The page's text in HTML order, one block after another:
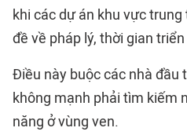
khi các dự án khu vực
đề về pháp lý, thời gian
Điều này buộc các nhà đầu
không mạnh phải tìm kiếm
năng ở vùng ven.